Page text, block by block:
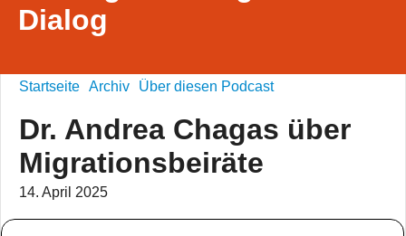
Dialog
Startseite Archiv Über diesen Podcast
Dr. Andrea Chagas über
Migrationsbeiräte
14. April 2025